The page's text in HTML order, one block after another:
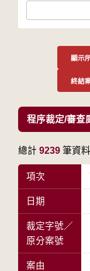
顯示
終結
程序裁定/審查
總計 9239 筆資料
項次
日期
裁定字號／
原分案號
案由